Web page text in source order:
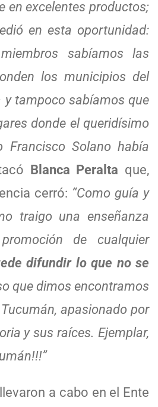
en excelentes productos;
en esta oportunidad:
sabíamos las
los municipios del
y tampoco sabíamos que
donde el queridísimo
Francisco Solano había
Blanca Peralta que,
cerró: “Como guía y
traigo una enseñanza
de cualquier
difundir lo que no se
que dimos encontramos
apasionado por
y sus raíces. Ejemplar,
a cabo en el Ente